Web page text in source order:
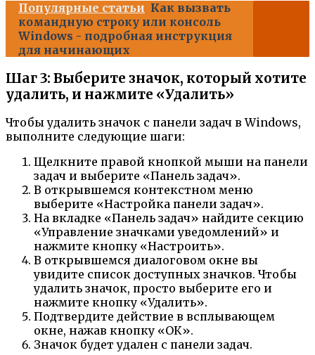
Популярные статьи Как вызвать
командную строку или консоль
Windows - подробная инструкция
для начинающих
Шаг 3: Выберите значок, который хотите
удалить, и нажмите «Удалить»
Чтобы удалить значок с панели задач в Windows,
выполните следующие шаги:
Щелкните правой кнопкой мыши на панели
задач и выберите «Панель задач».
В открывшемся контекстном меню
выберите «Настройка панели задач».
На вкладке «Панель задач» найдите секцию
«Управление значками уведомлений» и
нажмите кнопку «Настроить».
В открывшемся диалоговом окне вы
увидите список доступных значков. Чтобы
удалить значок, просто выберите его и
нажмите кнопку «Удалить».
Подтвердите действие в всплывающем
окне, нажав кнопку «ОК».
Значок будет удален с панели задач.